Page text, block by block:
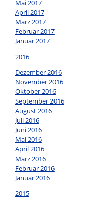
Mai 2017
April 2017
März 2017
Februar 2017
Januar 2017
2016
Dezember 2016
November 2016
Oktober 2016
September 2016
August 2016
Juli 2016
Juni 2016
Mai 2016
April 2016
März 2016
Februar 2016
Januar 2016
2015